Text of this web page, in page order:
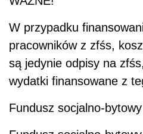
W przypadku
pracowników z zfśs,
są jedynie odpisy na
wydatki finansowane z
Fundusz socjalno-bytowy